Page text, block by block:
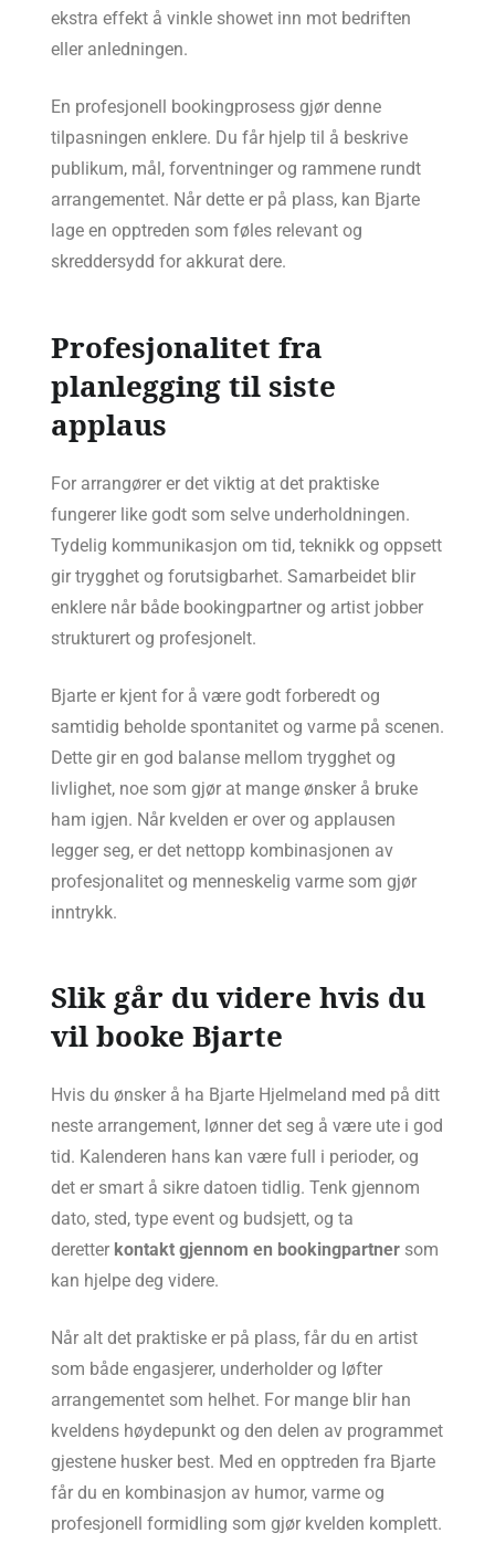
ekstra effekt å vinkle showet inn mot bedriften
eller anledningen.
En profesjonell bookingprosess gjør denne
tilpasningen enklere. Du får hjelp til å beskrive
publikum, mål, forventninger og rammene rundt
arrangementet. Når dette er på plass, kan Bjarte
lage en opptreden som føles relevant og
skreddersydd for akkurat dere.
Profesjonalitet fra
planlegging til siste
applaus
For arrangører er det viktig at det praktiske
fungerer like godt som selve underholdningen.
Tydelig kommunikasjon om tid, teknikk og oppsett
gir trygghet og forutsigbarhet. Samarbeidet blir
enklere når både bookingpartner og artist jobber
strukturert og profesjonelt.
Bjarte er kjent for å være godt forberedt og
samtidig beholde spontanitet og varme på scenen.
Dette gir en god balanse mellom trygghet og
livlighet, noe som gjør at mange ønsker å bruke
ham igjen. Når kvelden er over og applausen
legger seg, er det nettopp kombinasjonen av
profesjonalitet og menneskelig varme som gjør
inntrykk.
Slik går du videre hvis du
vil booke Bjarte
Hvis du ønsker å ha Bjarte Hjelmeland med på ditt
neste arrangement, lønner det seg å være ute i god
tid. Kalenderen hans kan være full i perioder, og
det er smart å sikre datoen tidlig. Tenk gjennom
dato, sted, type event og budsjett, og ta
deretter kontakt gjennom en bookingpartnersom
kan hjelpe deg videre.
Når alt det praktiske er på plass, får du en artist
som både engasjerer, underholder og løfter
arrangementet som helhet. For mange blir han
kveldens høydepunkt og den delen av programmet
gjestene husker best. Med en opptreden fra Bjarte
får du en kombinasjon av humor, varme og
profesjonell formidling som gjør kvelden komplett.